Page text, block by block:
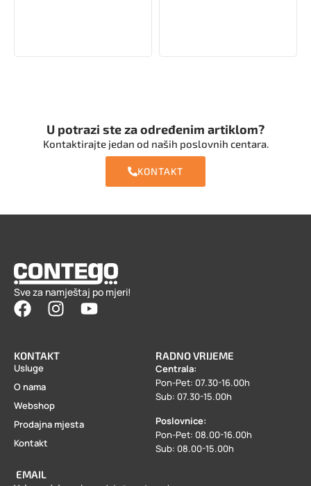
U potrazi ste za određenim artiklom?
Kontaktirajte jedan od naših poslovnih centara.
KONTAKT
Sve za namještaj po mjeri!
KONTAKT
Usluge
O nama
Webshop
Prodajna mjesta
Kontakt
EMAIL
RADNO VRIJEME
Centrala:
Pon-Pet: 07.30-16.00h
Sub: 07.30-15.00h
Poslovnice:
Pon-Pet: 08.00-16.00h
Sub: 08.00-15.00h